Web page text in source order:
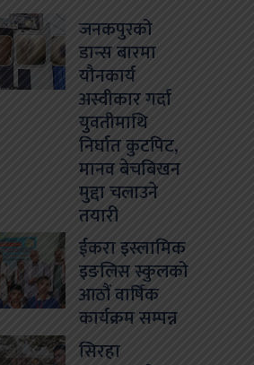
जनकपुरको
डान्स बारमा
यौनकार्य
अस्वीकार गर्दा
युवतीमाथि
निर्घात कुटपिट,
मानव बेचबिखन
मुद्दा चलाउने
तयारी
ईकरा इस्लामिक
इङलिस स्कुलको
आठौं वार्षिक
कार्यक्रम सम्पन्न
सिरहा